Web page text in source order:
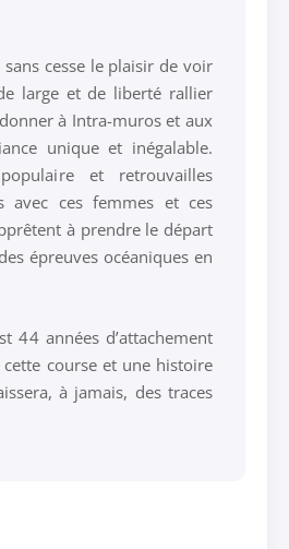
cesse le plaisir de voir
large et de liberté rallier
à Intra-muros et aux
unique et inégalable.
et retrouvailles
avec ces femmes et ces
à prendre le départ
épreuves océaniques en
44 années d’attachement
course et une histoire
à jamais, des traces